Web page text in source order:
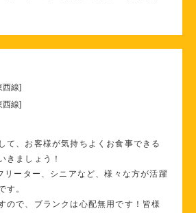
西線]
西線]
て、お客様が気持ちよくお食事できる
きましょう！
リーター、シニアなど、様々な方が活躍
す。
ので、ブランクは心配無用です！皆様